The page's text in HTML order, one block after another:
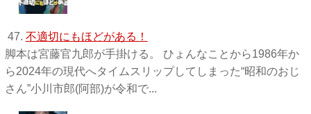
47. 不適切にもほどがある！
脚本は宮藤官九郎が手掛ける。 ひょんなことから1986年か
ら2024年の現代へタイムスリップしてしまった“昭和のおじ
さん”小川市郎(阿部)が令和で...